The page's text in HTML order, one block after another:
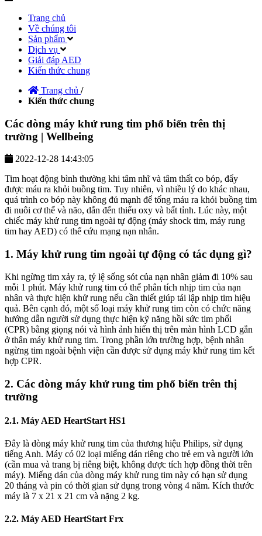
Trang chủ
Về chúng tôi
Sản phẩm
Dịch vụ
Giải đáp AED
Kiến thức chung
Trang chủ /
Kiến thức chung
Các dòng máy khử rung tim phổ biến trên thị
trường | Wellbeing
2022-12-28 14:43:05
Tim hoạt động bình thường khi tâm nhĩ và tâm thất co bóp, đẩy
được máu ra khỏi buồng tim. Tuy nhiên, vì nhiều lý do khác nhau,
quá trình co bóp này không đủ mạnh để tống máu ra khỏi buồng tim
đi nuôi cơ thể và não, dẫn đến thiếu oxy và bất tỉnh. Lúc này, một
chiếc máy khử rung tim ngoài tự động (máy shock tim, máy rung
tim hay AED) có thể cứu mạng nạn nhân.
1. Máy khử rung tim ngoài tự động có tác dụng gì?
Khi ngừng tim xảy ra, tỷ lệ sống sót của nạn nhân giảm đi 10% sau
mỗi 1 phút. Máy khử rung tim có thể phân tích nhịp tim của nạn
nhân và thực hiện khử rung nếu cần thiết giúp tái lập nhịp tim hiệu
quả. Bên cạnh đó, một số loại máy khử rung tim còn có chức năng
hướng dẫn người sử dụng thực hiện kỹ năng hồi sức tim phổi
(CPR) bằng giọng nói và hình ảnh hiển thị trên màn hình LCD gắn
ở thân máy khử rung tim. Trong phần lớn trường hợp, bệnh nhân
ngừng tim ngoài bệnh viện cần được sử dụng máy khử rung tim kết
hợp CPR.
2. Các dòng máy khử rung tim phổ biến trên thị
trường
2.1. Máy AED HeartStart HS1
Đây là dòng máy khử rung tim của thương hiệu Philips, sử dụng
tiếng Anh. Máy có 02 loại miếng dán riêng cho trẻ em và người lớn
(cần mua và trang bị riêng biệt, không được tích hợp đồng thời trên
máy). Miếng dán của dòng máy khử rung tim này có hạn sử dụng
20 tháng và pin có thời gian sử dụng trong vòng 4 năm. Kích thước
máy là 7 x 21 x 21 cm và nặng 2 kg.
2.2. Máy AED HeartStart Frx